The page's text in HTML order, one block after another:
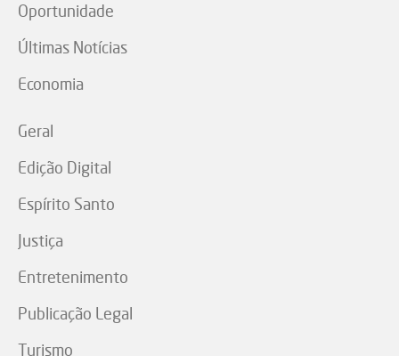
Oportunidade
Últimas Notícias
Economia
Geral
Edição Digital
Espírito Santo
Justiça
Entretenimento
Publicação Legal
Turismo